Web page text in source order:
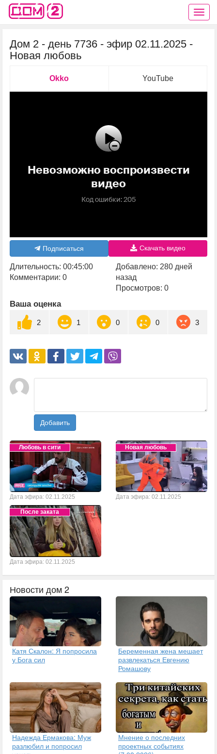
Дом 2 - день 7736 - эфир 02.11.2025 -
Новая любовь
Okko YouTube
Подписаться Скачать видео
Длительность: 00:45:00
Комментарии: 0
Добавлено: 280 дней
назад
Просмотров: 0
Ваша оценка
2 1 0 0 3
Добавить
Любовь в сити
Дата эфира: 02.11.2025
Новая любовь
Дата эфира: 02.11.2025
После заката
Дата эфира: 02.11.2025
Новости дом 2
Катя Скалон: Я попросила
у Бога сил
Беременная жена мешает
развлекаться Евгению
Ромашову
Надежда Ермакова: Муж
разлюбил и попросил
Мнение о последних
проектных событиях